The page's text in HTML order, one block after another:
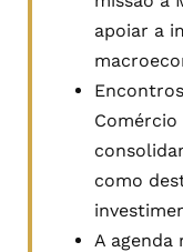
apoiar a
Comércio
como
A agenda